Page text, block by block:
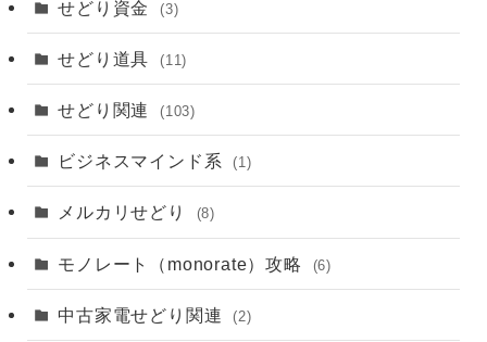
せどり資金 (3)
せどり道具 (11)
せどり関連 (103)
ビジネスマインド系 (1)
メルカリせどり (8)
モノレート（monorate）攻略 (6)
中古家電せどり関連 (2)